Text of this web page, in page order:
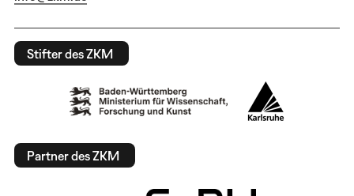
Stifter des ZKM
Partner des ZKM